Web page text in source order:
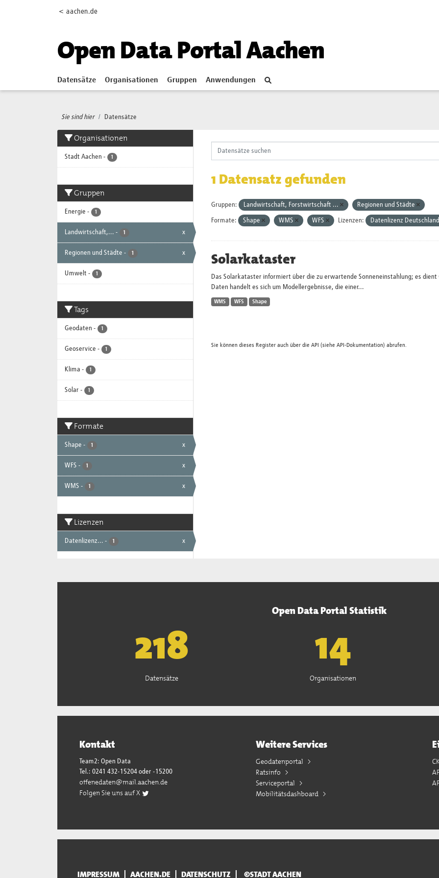
< aachen.de
Open Data Portal Aachen
Datensätze Organisationen Gruppen Anwendungen
Sie sind hier Datensätze
Organisationen
Stadt Aachen - 1
Gruppen
Energie - 1
Landwirtschaft,... - 1 x
Regionen und Städte - 1 x
Umwelt - 1
Tags
Geodaten - 1
Geoservice - 1
Klima - 1
Solar - 1
Formate
Shape - 1 x
WFS - 1 x
WMS - 1 x
Lizenzen
Datenlizenz... - 1 x
1 Datensatz gefunden
Gruppen: Landwirtschaft, Forstwirtschaft ... Regionen und Städte
Formate: Shape WMS WFS Lizenzen: Datenlizenz
Solarkataster
Das Solarkataster informiert über die zu erwartende Sonneneinstahlung; es
Daten handelt es sich um Modellergebnisse, die einer...
WMS WFS Shape
Sie können dieses Register auch über die API (siehe API-Dokumentation) abrufen.
Open Data Portal Statistik
221
Datensätze
15
Organisationen
Kontakt
Team2: Open Data
Tel.: 0241 432-15204 oder -15200
offenedaten@mail.aachen.de
Folgen Sie uns auf X
Weitere Services
Geodatenportal
Ratsinfo
Serviceportal
Mobilitätsdashboard
IMPRESSUM AACHEN.DE DATENSCHUTZ ©STADT AACHEN